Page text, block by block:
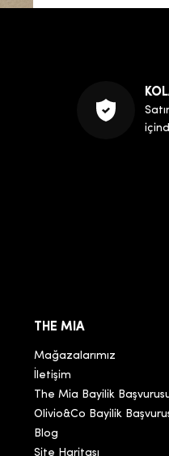
THE MIA
Mağazalarımız
İletişim
The Mia Bayilik
Olivio&Co Bayilik
Blog
Site Haritası